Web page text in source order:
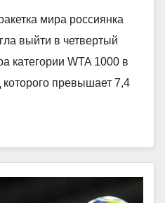
мира россиянка
выйти в четвертый
категории WTA 1000 в
превышает 7,4